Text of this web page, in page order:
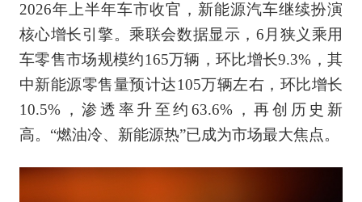
2026年上半年车市收官，新能源汽车继续扮演
核心增长引擎。乘联会数据显示，6月狭义乘用
车零售市场规模约165万辆，环比增长9.3%，其
中新能源零售量预计达105万辆左右，环比增长
10.5%，渗透率升至约63.6%，再创历史新
高。“燃油冷、新能源热”已成为市场最大焦点。